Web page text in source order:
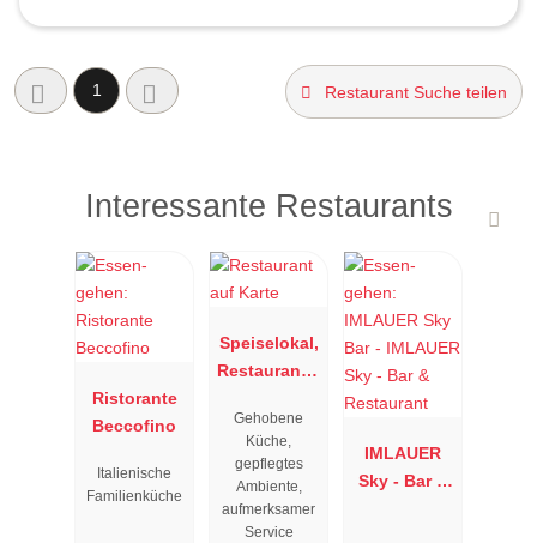
1 Restaurant Suche teilen
Interessante Restaurants
Ristorante
Beccofino
Italienische
Familienküche
Speiselokal,
Restaurant "
"
Gehobene
Küche,
gepflegtes
Ambiente,
aufmerksamer
Service
IMLAUER
Sky - Bar &